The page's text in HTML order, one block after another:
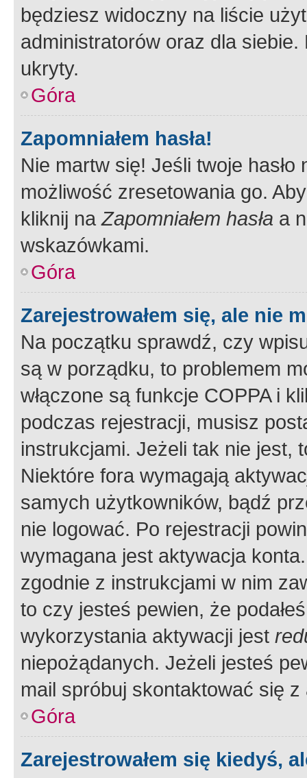
będziesz widoczny na liście
administratorów oraz dla
ukryty.
Góra
Zapomniałem hasła!
Nie martw się! Jeśli twoje
możliwość zresetowania go.
kliknij naZapomniałem hasła a
wskazówkami.
Góra
Zarejestrowałem się, ale nie
Na początku sprawdź, czy
są w porządku, to problemem
włączone są funkcje COPPA i
podczas rejestracji, musisz
instrukcjami. Jeżeli tak nie jest,
Niektóre fora wymagają
samych użytkowników, bądź
nie logować. Po rejestracji
wymagana jest aktywacja
zgodnie z instrukcjami w nim
to czy jesteś pewien, że
wykorzystania aktywacji jest
niepożądanych. Jeżeli jesteś
mail spróbuj skontaktować się
Góra
Zarejestrowałem się kiedyś,